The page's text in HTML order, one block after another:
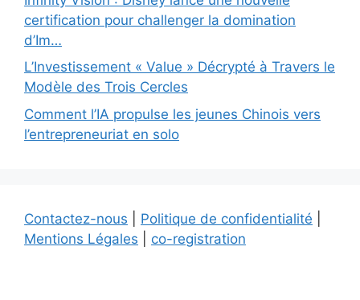
certification pour challenger la domination
d’Im…
L’Investissement « Value » Décrypté à Travers le
Modèle des Trois Cercles
Comment l’IA propulse les jeunes Chinois vers
l’entrepreneuriat en solo
Contactez-nous Politique de confidentialité
Mentions Légales
co-registration